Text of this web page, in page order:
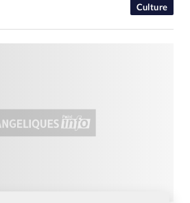
Culture